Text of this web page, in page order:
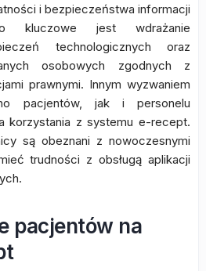
i bezpieczeństwa informacji
kluczowe jest wdrażanie
technologicznych oraz
osobowych zgodnych z
prawnymi. Innym wyzwaniem
pacjentów, jak i personelu
korzystania z systemu e-recept.
są obeznani z nowoczesnymi
trudności z obsługą aplikacji
pacjentów na